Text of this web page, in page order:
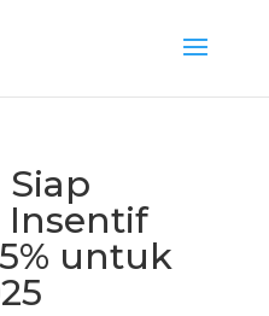
Insentif
untuk